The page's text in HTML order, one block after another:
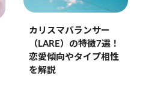
カリスマバランサー
（LARE）の特徴7選！
恋愛傾向やタイプ相性
を解説